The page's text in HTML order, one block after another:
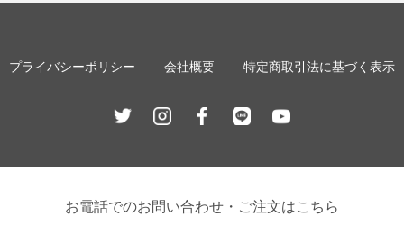
プライバシーポリシー 会社概要 特定商取引法に基づく表示
Twitter InstagramFacebook
Line
お電話でのお問い合わせ・ご注文はこちら